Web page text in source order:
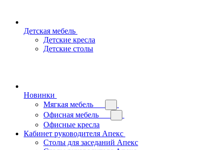
Детская мебель
Детские кресла
Детские столы
Новинки
Мягкая мебель
Офисная мебель
Офисные кресла
Кабинет руководителя Апекс
Столы для заседаний Апекс